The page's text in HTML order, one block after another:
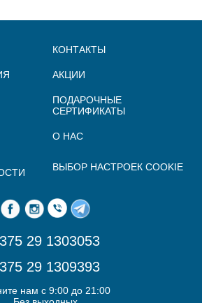
КОНТАКТЫ
АКЦИИ
ПОДАРОЧНЫЕ
СЕРТИФИКАТЫ
О НАС
ВЫБОР НАСТРОЕК COOKIE
29 1303053
29 1309393
нам с 9:00 до 21:00